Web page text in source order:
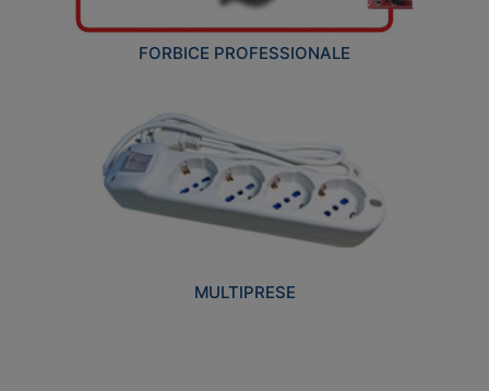
FORBICE PROFESSIONALE
MULTIPRESE